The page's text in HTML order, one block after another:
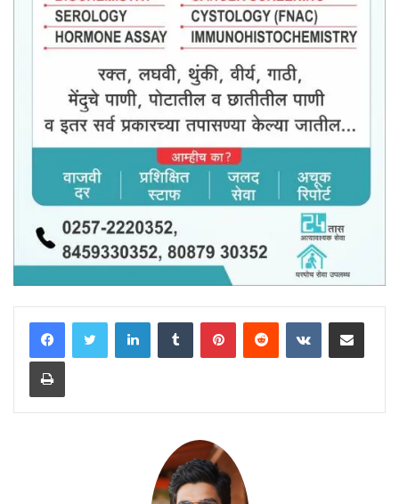
LinkedInTumblr PinterestReddit VKontakteShare via Email
Print